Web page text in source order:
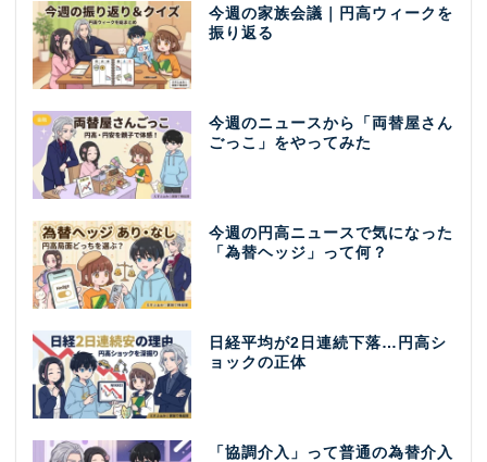
今週の家族会議｜円高ウィークを
振り返る
今週のニュースから「両替屋さん
ごっこ」をやってみた
今週の円高ニュースで気になった
「為替ヘッジ」って何？
日経平均が2日連続下落…円高シ
ョックの正体
「協調介入」って普通の為替介入